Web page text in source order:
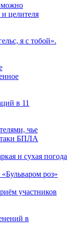
можно
целителя
я с тобой».
в 11
чье
БПЛА
и сухая погода
роз»
участников
в